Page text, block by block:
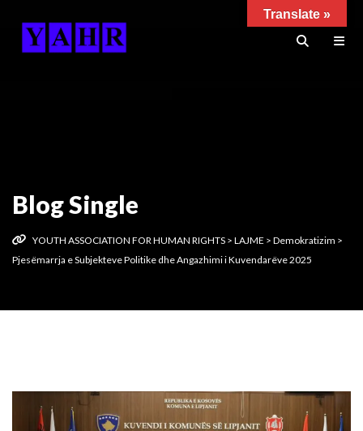
Blog Single
YOUTH ASSOCIATION FOR HUMAN RIGHTS > LAJME > Demokratizim >
Pjesëmarrja e Subjekteve Politike dhe Angazhimi i Kuvendarëve 2025
Translate »